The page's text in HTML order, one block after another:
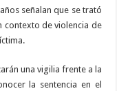
señalan que se trató
contexto de violencia de
una vigilia frente a la
la sentencia en el